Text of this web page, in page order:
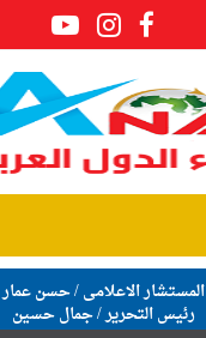
المستشار الاعلامى / حسن عمار
رئيس التحرير / جمال حسين